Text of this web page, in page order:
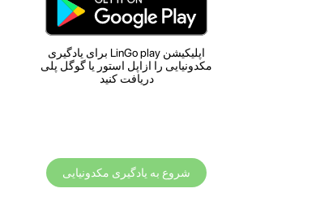
اپلیکیشن LinGo play برای یادگیری
مکدونیایی را ازاپل استور یا گوگل پلی
دریافت کنید
شروع به یادگیری مکدونیایی